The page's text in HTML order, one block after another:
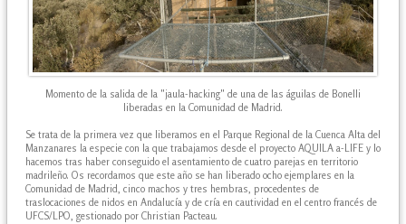
Momento de la salida de la "jaula-hacking" de una de las águilas de Bonelli
liberadas en la Comunidad de Madrid.
Se trata de la primera vez que liberamos en el Parque Regional de la Cuenca Alta del
Manzanares la especie con la que trabajamos desde el proyecto AQUILA a-LIFE y lo
hacemos tras haber conseguido el asentamiento de cuatro parejas en territorio
madrileño. Os recordamos que este año se han liberado ocho ejemplares en la
Comunidad de Madrid, cinco machos y tres hembras, procedentes de
traslocaciones de nidos en Andalucía y de cría en cautividad en el centro francés de
UFCS/LPO, gestionado por Christian Pacteau.